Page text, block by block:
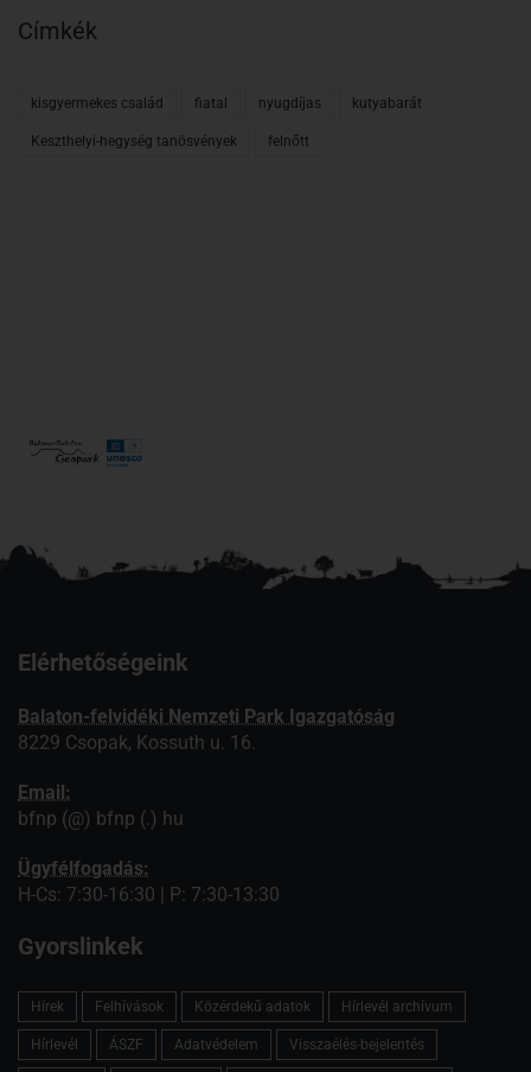
Címkék
kisgyermekes család fiatal nyugdíjas kutyabarát
Keszthelyi-hegység tanösvények felnőtt
Elérhetőségeink
Balaton-felvidéki Nemzeti Park Igazgatóság
8229 Csopak, Kossuth u. 16.
Email:
bfnp (@) bfnp (.) hu
Ügyfélfogadás:
H-Cs: 7:30-16:30 | P: 7:30-13:30
Gyorslinkek
Hírek Felhívások Közérdekű adatok Hírlevél archívum
Hírlevél ÁSZF Adatvédelem Visszaélés-bejelentés